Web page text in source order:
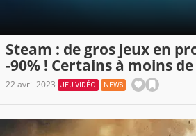
Steam : de gros jeux en
-90% ! Certains à moins de
22 avril 2023 JEU VIDÉO NEWS